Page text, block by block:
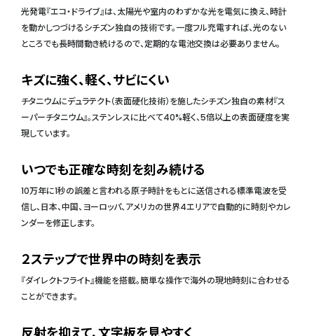
光発電『エコ・ドライブ』は、太陽光や室内のわずかな光を電気に換え、時計
を動かしつづけるシチズン独自の技術です。一度フル充電すれば、光のない
ところでも長時間動き続けるので、定期的な電池交換は必要ありません。
キズに強く、軽く、サビにくい
チタニウムにデュラテクト（表面硬化技術）を施したシチズン独自の素材『ス
ーパーチタニウム』。ステンレスに比べて40%軽く、5倍以上の表面硬度を実
現しています。
いつでも正確な時刻を刻み続ける
10万年に1秒の誤差と言われる原子時計をもとに送信される標準電波を受
信し、日本、中国、ヨーロッパ、アメリカの世界4エリアで自動的に時刻やカレ
ンダーを修正します。
２ステップで世界中の時刻を表示
『ダイレクトフライト』機能を搭載。簡単な操作で海外の現地時刻に合わせる
ことができます。